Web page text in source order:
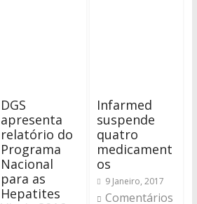
DGS
apresenta
relatório do
Programa
Nacional
para as
Hepatites
Infarmed
suspende
quatro
medicament
os
9 Janeiro, 2017
Comentários